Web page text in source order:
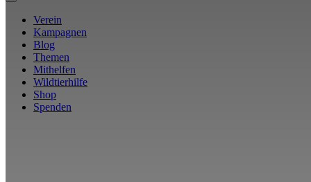
Verein
Kampagnen
Blog
Themen
Mithelfen
Wildtierhilfe
Shop
Spenden